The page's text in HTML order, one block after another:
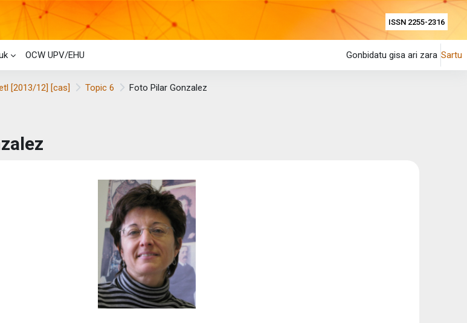
ISSN 2255-2316
OCW UPV/EHU Gonbidatu gisa ari zara Sartu
[2013/12] [cas] Topic 6 Foto Pilar Gonzalez